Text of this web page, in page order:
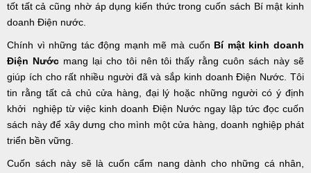
tốt tất cả cũng nhờ áp dụng kiến thức trong cuốn sách Bí mật kinh
doanh Điện nước.
Chính vì những tác động mạnh mẽ mà cuốn Bí mật kinh doanh
Điện Nướcmang lại cho tôi nên tôi thấy rằng cuôn sách này sẽ
giúp ích cho rất nhiều người đã và sắp kinh doanh Điện Nước. Tôi
tin rằng tất cả chủ cửa hàng, đại lý hoặc những người có ý định
khởi nghiệp từ việc kinh doanh Điện Nước ngay lập tức đọc cuốn
sách này để xây dưng cho mình một cửa hàng, doanh nghiệp phát
triển bền vững.
Cuốn sách này sẽ là cuốn cẩm nang dành cho những cá nhân,